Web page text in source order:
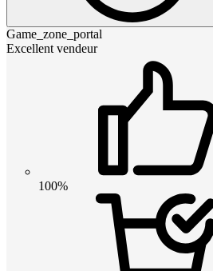
Game_zone_portal
Excellent vendeur
100%